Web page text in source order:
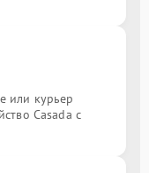
или курьер
Casada с